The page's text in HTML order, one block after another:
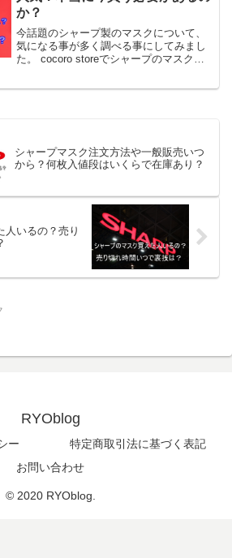
か？
今話題のシャープ製のマスクについて、
気になる事が多く調べる事にしてみまし
た。 cocoro storeでシャープのマスクが
シャープマスク注文方法や一般販売いつ
から？何枚入値段はいくらで在庫あり？
人いるの？売り
RYOblog
ー
特定商取引法に基づく表記
お問い合わせ
© 2020 RYOblog.